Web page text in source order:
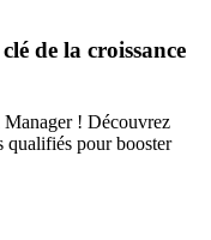
de la croissance
! Découvrez
qualifiés pour booster